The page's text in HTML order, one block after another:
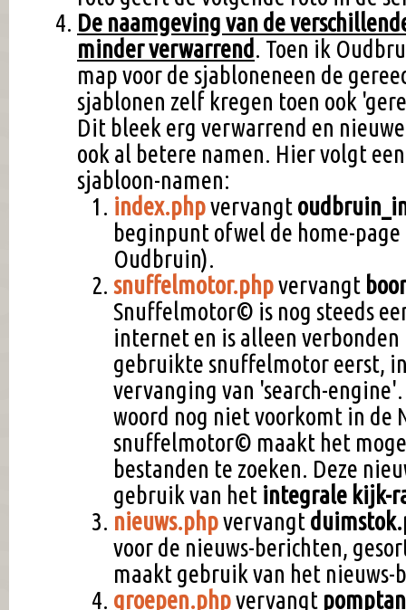
De naamgeving van de
minder verwarrend. Toen ik
map voor de sjabloneneen de
sjablonen zelf kregen toen ook
Dit bleek erg verwarrend en
ook al betere namen. Hier volgt
sjabloon-namen:
index.phpvervangt
beginpunt ofwel de home-
Oudbruin).
snuffelmotor.phpvervangt
Snuffelmotor© is nog steeds
internet en is alleen
gebruikte snuffelmotor eerst,
vervanging van 'search-
woord nog niet voorkomt in de
snuffelmotor© maakt het
bestanden te zoeken. Deze
gebruik van het integrale kijk-
nieuws.phpvervangt
voor de nieuws-berichten,
maakt gebruik van het nieuws-
groepen.phpvervangt